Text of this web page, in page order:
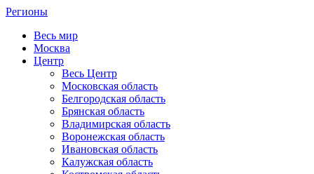
Регионы
Весь мир
Москва
Центр
Весь Центр
Московская область
Белгородская область
Брянская область
Владимирская область
Воронежская область
Ивановская область
Калужская область